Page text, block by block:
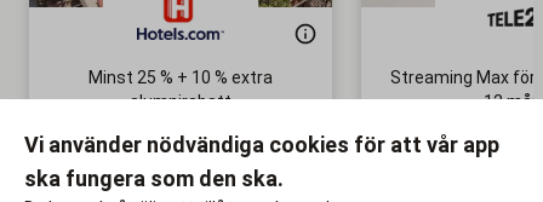
Minst 25 % + 10 % extra
alumnirabatt
Till rabatten
Streaming Max för
12 mån
Ingen
Vi använder nödvändiga cookies för att vår app
ska fungera som den ska.